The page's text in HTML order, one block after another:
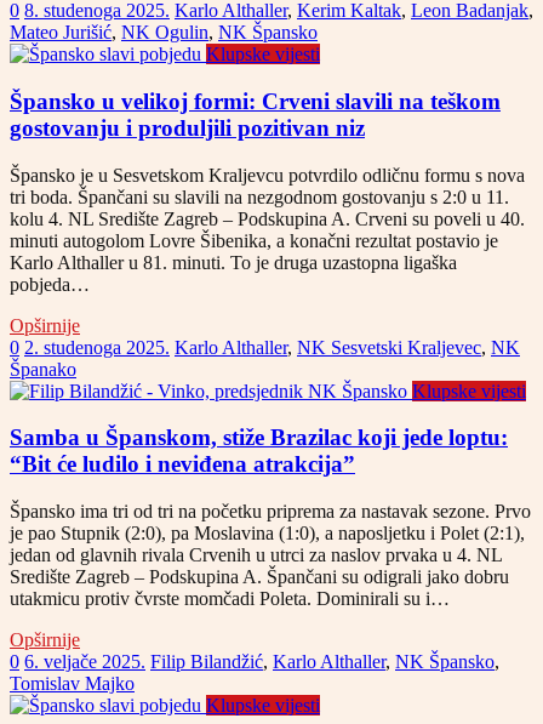
0 8. studenoga 2025. Karlo Althaller, Kerim Kaltak, Leon Badanjak,
Mateo Jurišić, NK Ogulin, NK Špansko
Klupske vijesti
Špansko u velikoj formi: Crveni slavili na teškom
gostovanju i produljili pozitivan niz
Špansko je u Sesvetskom Kraljevcu potvrdilo odličnu formu s nova
tri boda. Špančani su slavili na nezgodnom gostovanju s 2:0 u 11.
kolu 4. NL Središte Zagreb – Podskupina A. Crveni su poveli u 40.
minuti autogolom Lovre Šibenika, a konačni rezultat postavio je
Karlo Althaller u 81. minuti. To je druga uzastopna ligaška
pobjeda…
Opširnije
0 2. studenoga 2025. Karlo Althaller, NK Sesvetski Kraljevec, NK
Španako
Klupske vijesti
Samba u Španskom, stiže Brazilac koji jede loptu:
“Bit će ludilo i neviđena atrakcija”
Špansko ima tri od tri na početku priprema za nastavak sezone. Prvo
je pao Stupnik (2:0), pa Moslavina (1:0), a naposljetku i Polet (2:1),
jedan od glavnih rivala Crvenih u utrci za naslov prvaka u 4. NL
Središte Zagreb – Podskupina A. Špančani su odigrali jako dobru
utakmicu protiv čvrste momčadi Poleta. Dominirali su i…
Opširnije
0 6. veljače 2025. Filip Bilandžić, Karlo Althaller, NK Špansko,
Tomislav Majko
Klupske vijesti